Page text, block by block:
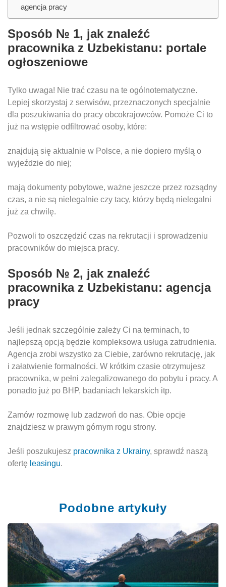
agencja pracy
Sposób № 1, jak znaleźć
pracownika z Uzbekistanu: portale
ogłoszeniowe
Tylko uwaga! Nie trać czasu na te ogólnotematyczne.
Lepiej skorzystaj z serwisów, przeznaczonych specjalnie
dla poszukiwania do pracy obcokrajowców. Pomoże Ci to
już na wstępie odfiltrować osoby, które:
znajdują się aktualnie w Polsce, a nie dopiero myślą o
wyjeździe do niej;
mają dokumenty pobytowe, ważne jeszcze przez rozsądny
czas, a nie są nielegalnie czy tacy, którzy będą nielegalni
już za chwilę.
Pozwoli to oszczędzić czas na rekrutacji i sprowadzeniu
pracowników do miejsca pracy.
Sposób № 2, jak znaleźć
pracownika z Uzbekistanu: agencja
pracy
Jeśli jednak szczególnie zależy Ci na terminach, to
najlepszą opcją będzie kompleksowa usługa zatrudnienia.
Agencja zrobi wszystko za Ciebie, zarówno rekrutację, jak
i załatwienie formalności. W krótkim czasie otrzymujesz
pracownika, w pełni zalegalizowanego do pobytu i pracy. A
ponadto już po BHP, badaniach lekarskich itp.
Zamów rozmowę lub zadzwoń do nas. Obie opcje
znajdziesz w prawym górnym rogu strony.
Jeśli poszukujesz pracownika z Ukrainy, sprawdź naszą
ofertę leasingu.
Podobne artykuły